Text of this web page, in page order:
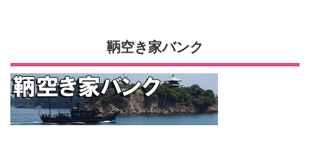
鞆空き家バンク